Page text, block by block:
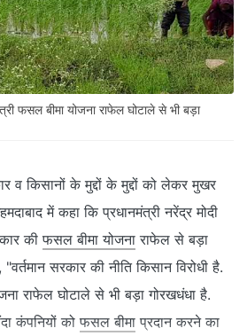
फसल बीमा योजना राफेल घोटाले से भी बड़ा
व किसानों के मुद्दों के मुद्दों को लेकर मुखर
में कहा कि प्रधानमंत्री नरेंद्र मोदी
कीफसल बीमा योजना राफेल से बड़ा
सरकार की नीति किसान विरोधी है.
राफेल घोटाले से भी बड़ा गोरखधंधा है.
कंपनियों कोफसल बीमा प्रदान करने का